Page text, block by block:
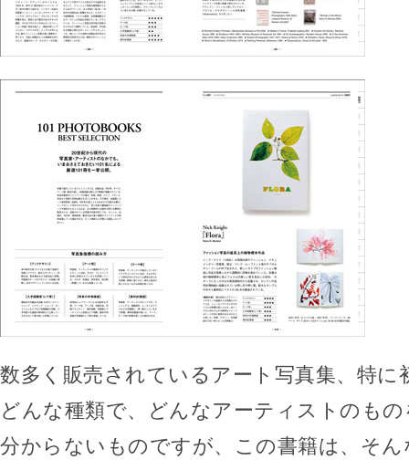
数多く販売されているアート写真集、特に
どんな種類で、どんなアーティストのも
分からないものですが、この書籍は、そ